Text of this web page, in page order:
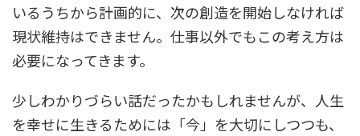
いるうちから計画的に、次の創造を開始しなければ
現状維持はできません。仕事以外でもこの考え方は
必要になってきます。
少しわかりづらい話だったかもしれませんが、人生
を幸せに生きるためには「今」を大切にしつつも、